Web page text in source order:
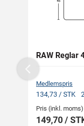
RAW Reglar
Medlemspris
134,73 / STK
Pris (inkl. moms)
149,70 /
Previous